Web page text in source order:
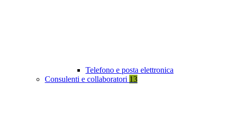
Telefono e posta elettronica
Consulenti e collaboratori 13